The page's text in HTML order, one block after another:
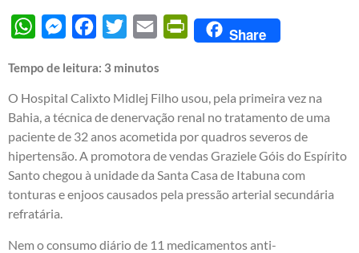
WhatsAppMessengerFacebook
Twitter Email PrintFriendly
Share
Tempo de leitura: 3 minutos
O Hospital Calixto Midlej Filho usou, pela primeira vez na
Bahia, a técnica de denervação renal no tratamento de uma
paciente de 32 anos acometida por quadros severos de
hipertensão. A promotora de vendas Graziele Góis do Espírito
Santo chegou à unidade da Santa Casa de Itabuna com
tonturas e enjoos causados pela pressão arterial secundária
refratária.
Nem o consumo diário de 11 medicamentos anti-